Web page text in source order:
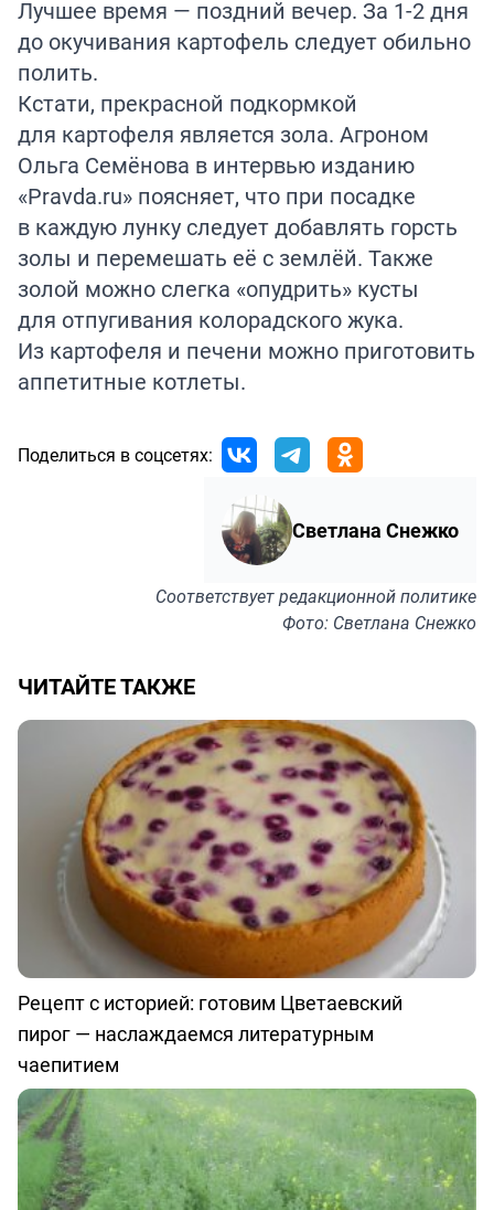
Лучшее время — поздний вечер. За 1-2 дня
до окучивания картофель следует обильно
полить.
Кстати, прекрасной подкормкой
для картофеля является зола. Агроном
Ольга Семёнова в интервью изданию
«Pravda.ru» поясняет, что при посадке
в каждую лунку следует добавлять горсть
золы и перемешать её с землёй. Также
золой можно слегка «опудрить» кусты
для отпугивания колорадского жука.
Из картофеля и печени можно приготовить
аппетитные котлеты.
Поделиться в соцсетях:
Светлана Снежко
Соответствуетредакционной политике
Фото: Светлана Снежко
ЧИТАЙТЕ ТАКЖЕ
Рецепт с историей: готовим Цветаевский
пирог — наслаждаемся литературным
чаепитием